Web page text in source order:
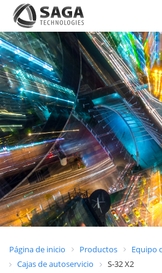
Página de inicio Productos
Equipo
Cajas de autoservicio
S-32 X2